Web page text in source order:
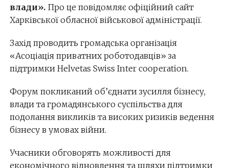
влади».Про це повідомляє офіційний сайт
Харківської обласної військової адміністрації.
Захід проводить громадська організація
«Асоціація приватних роботодавців» за
підтримки Helvetas Swiss Inter cooperation.
Форум покликаний об’єднати зусилля бізнесу,
влади та громадянського суспільства для
подолання викликів та високих ризиків ведення
бізнесу в умовах війни.
Учасники обговорять можливості для
економічного відновлення та шляхи підтримки